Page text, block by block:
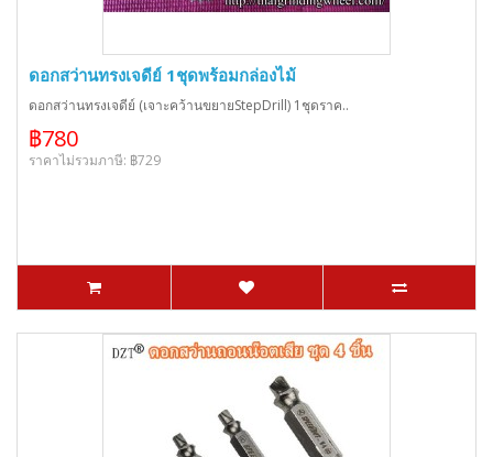
ดอกสว่านทรงเจดีย์ 1ชุดพร้อมกล่องไม้
ดอกสว่านทรงเจดีย์ (เจาะคว้านขยายStepDrill) 1ชุดราค..
฿780
ราคาไม่รวมภาษี: ฿729